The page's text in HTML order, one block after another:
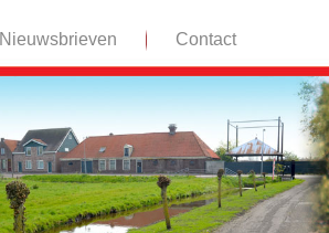
Nieuwsbrieven Contact